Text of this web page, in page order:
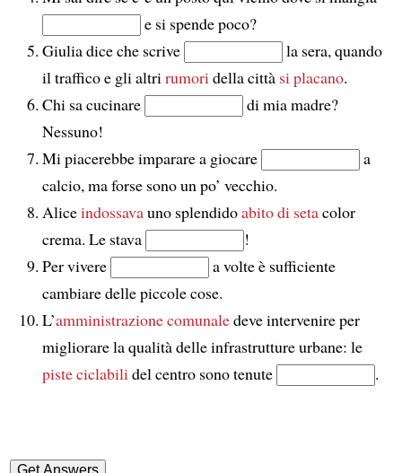
e si spende poco?
Giulia dice che scrive
la sera, quando
il traffico e gli altri rumori della città si placano.
Chi sa cucinare
di mia madre?
Nessuno!
Mi piacerebbe imparare a giocare
a
calcio, ma forse sono un po’ vecchio.
Aliceindossavauno splendidoabito di setacolor
crema. Le stava
!
Per vivere
a volte è sufficiente
cambiare delle piccole cose.
L’amministrazione comunaledeve intervenire per
migliorare la qualità delle infrastrutture urbane: le
piste ciclabili del centro sono tenute .